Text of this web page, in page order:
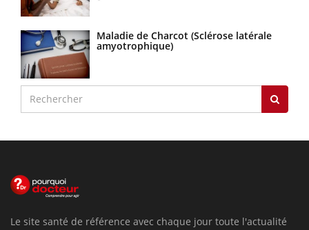
Maladie de Charcot (Sclérose latérale
amyotrophique)
Le site santé de référence avec chaque jour toute l'actualité